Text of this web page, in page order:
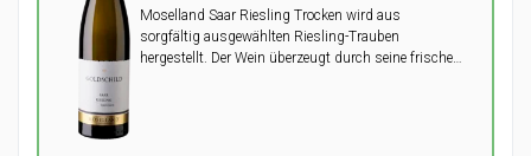
Moselland Saar Riesling Trocken wird aus
sorgfältig ausgewählten Riesling-Trauben
hergestellt. Der Wein überzeugt durch seine frische